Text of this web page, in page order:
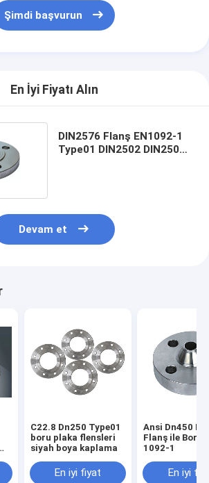
Şimdi başvurun
En İyi Fiyatı Alın
DIN2576 Flanş EN1092-1
Type01 DIN2502 DIN2503
Devam et
C22.8 Dn250 Type01
boru plaka flensleri
siyah boya kaplama
En iyi fiyat
Ansi Dn450
Flanş ile Boru
1092-1
En iyi